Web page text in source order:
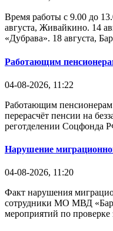
Время работы с 9.00 до
августа, Живайкино. 14
«Дубрава». 18 августа,
Работающим
04-08-2026, 11:22
Работающим пенсионерам
перерасчёт пенсии на
реготделении Соцфонда
Нарушение
04-08-2026, 11:20
Факт нарушения
сотрудники МО МВД
мероприятий по